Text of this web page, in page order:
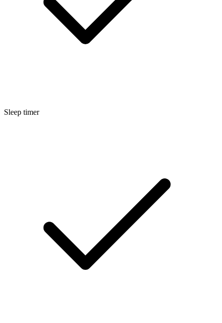
Sleep timer